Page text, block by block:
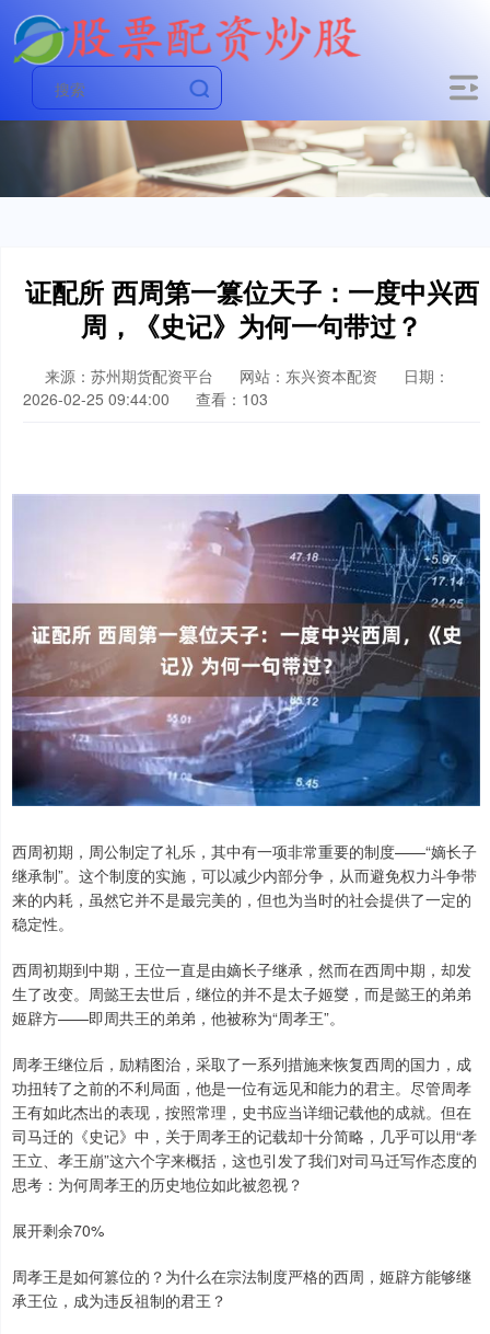
证配所 西周第一篡位天子：一度中兴西
周，《史记》为何一句带过？
来源：苏州期货配资平台 网站：东兴资本配资
日期：
2026-02-25 09:44:00
查看：103
西周初期，周公制定了礼乐，其中有一项非常重要的制度——“嫡长子
继承制”。这个制度的实施，可以减少内部分争，从而避免权力斗争带
来的内耗，虽然它并不是最完美的，但也为当时的社会提供了一定的
稳定性。
西周初期到中期，王位一直是由嫡长子继承，然而在西周中期，却发
生了改变。周懿王去世后，继位的并不是太子姬燮，而是懿王的弟弟
姬辟方——即周共王的弟弟，他被称为“周孝王”。
周孝王继位后，励精图治，采取了一系列措施来恢复西周的国力，成
功扭转了之前的不利局面，他是一位有远见和能力的君主。尽管周孝
王有如此杰出的表现，按照常理，史书应当详细记载他的成就。但在
司马迁的《史记》中，关于周孝王的记载却十分简略，几乎可以用“孝
王立、孝王崩”这六个字来概括，这也引发了我们对司马迁写作态度的
思考：为何周孝王的历史地位如此被忽视？
展开剩余70%
周孝王是如何篡位的？为什么在宗法制度严格的西周，姬辟方能够继
承王位，成为违反祖制的君王？